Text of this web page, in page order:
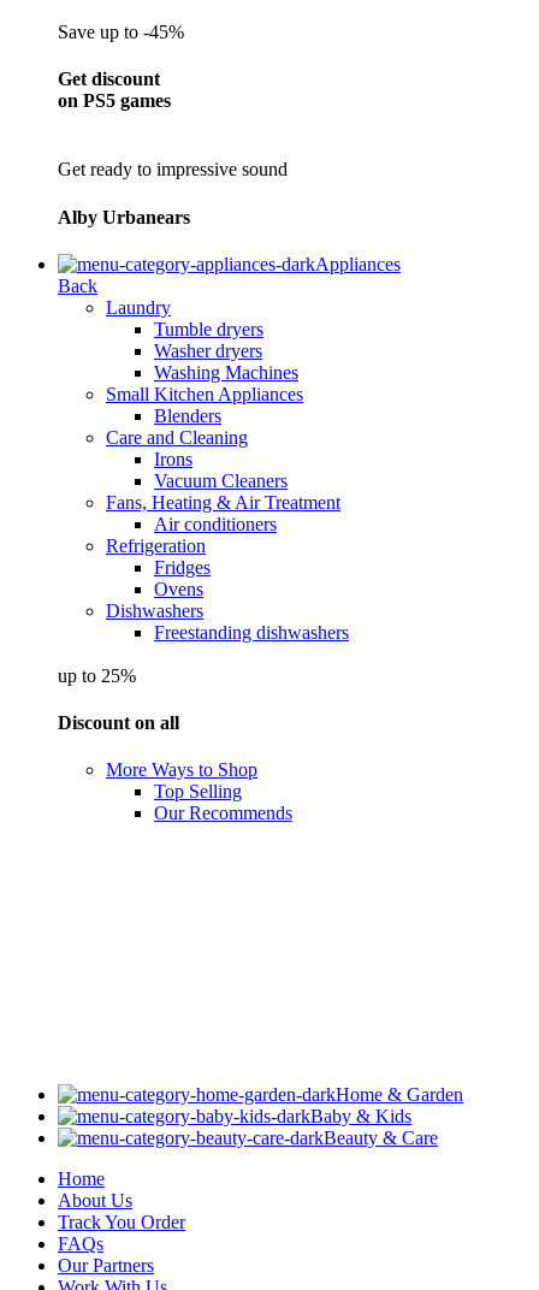
Save up to -45%
Get discount
on PS5 games
Get ready to impressive sound
Alby Urbanears
Appliances
Back
Laundry
Tumble dryers
Washer dryers
Washing Machines
Small Kitchen Appliances
Blenders
Care and Cleaning
Irons
Vacuum Cleaners
Fans, Heating & Air Treatment
Air conditioners
Refrigeration
Fridges
Ovens
Dishwashers
Freestanding dishwashers
up to 25%
Discount on all
More Ways to Shop
Top Selling
Our Recommends
Home & Garden
Baby & Kids
Beauty & Care
Home
About Us
Track You Order
FAQs
Our Partners